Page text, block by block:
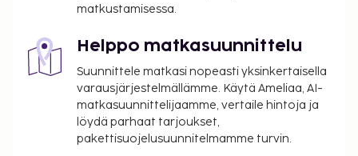
suoritettavat maksut. Maksuihin saattaa sisältyä
sovellettavat verot:
Kaupunki perii kaupunkiveron, joka maksetaan
majoituspaikassa. Veron määrä riippuu
kaudesta, eikä sitä välttämättä peritä ympäri
matkustamisessa.
Helppo matkasuunnittelu
Suunnittele matkasi nopeasti yksinkertaisella
varausjärjestelmällämme. Käytä Ameliaa, AI-
matkasuunnittelijaamme, vertaile hintoja ja
löydä parhaat tarjoukset,
pakettisuojelusuunnitelmamme turvin.